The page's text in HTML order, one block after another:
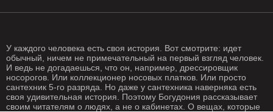
У каждого человека есть своя история. Вот смотрите: идет
обычный, ничем не примечательный на первый взгляд человек.
И ведь не догадаешься, что он, например, дрессировщик
носорогов. Или коллекционер носовых платков. Или просто
сантехник 5-го разряда. Но даже у сантехника наверняка есть
своя удивительная история. Поэтому Богудония рассказывает
своим читателям о людях, а не о кабинетах. О вещах, которые